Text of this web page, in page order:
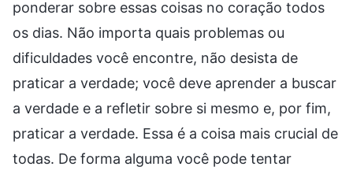
ponderar sobre essas coisas no coração todos
os dias. Não importa quais problemas ou
dificuldades você encontre, não desista de
praticar a verdade; você deve aprender a buscar
a verdade e a refletir sobre si mesmo e, por fim,
praticar a verdade. Essa é a coisa mais crucial de
todas. De forma alguma você pode tentar